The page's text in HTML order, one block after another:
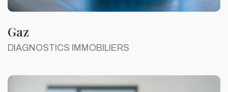
Gaz
DIAGNOSTICS IMMOBILIERS